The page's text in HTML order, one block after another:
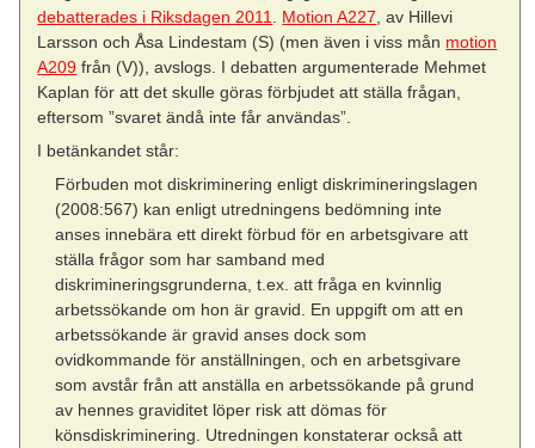
debatterades i Riksdagen 2011
Motion A227 , av Hillevi
Larsson och Åsa Lindestam (S) (men även i viss mån motion
A209 från (V)), avslogs. I debatten argumenterade Mehmet
Kaplan för att det skulle göras förbjudet att ställa frågan,
eftersom ”svaret ändå inte får användas”.
I betänkandet står:
Förbuden mot diskriminering enligt diskrimineringslagen
(2008:567) kan enligt utredningens bedömning inte
anses innebära ett direkt förbud för en arbetsgivare att
ställa frågor som har samband med
diskrimineringsgrunderna, t.ex. att fråga en kvinnlig
arbetssökande om hon är gravid. En uppgift om att en
arbetssökande är gravid anses dock som
ovidkommande för anställningen, och en arbetsgivare
som avstår från att anställa en arbetssökande på grund
av hennes graviditet löper risk att dömas för
könsdiskriminering. Utredningen konstaterar också att